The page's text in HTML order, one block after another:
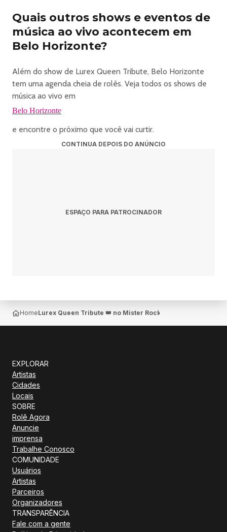
Quais outros shows e eventos de
música ao vivo acontecem em
Belo Horizonte?
Além do show de Lurex Queen Tribute, Belo Horizonte
tem uma agenda cheia de rolês. Veja todos os shows de
música ao vivo em
Belo Horizonte
e encontre o próximo que você vai curtir.
CONTINUA DEPOIS DO ANÚNCIO
ESPAÇO PARA PATROCINADOR
HomeLurex Queen Tribute 👑 no Mister Rock — Belo Horizonte
EXPLORAR
Artistas
Cidades
Locais
SOBRE
Rolê Agora
Anuncie
imprensa
Trabalhe Conosco
COMUNIDADE
Usuários
Artistas
Parceiros
Organizadores
TRANSPARÊNCIA
Fale com a gente